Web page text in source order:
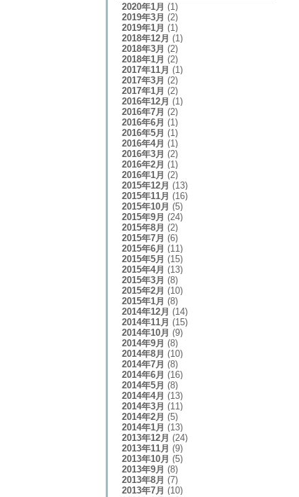
2020年1月 (1)
2019年3月 (2)
2019年1月 (1)
2018年12月 (1)
2018年3月 (2)
2018年1月 (2)
2017年11月 (1)
2017年3月 (2)
2017年1月 (2)
2016年12月 (1)
2016年7月 (2)
2016年6月 (1)
2016年5月 (1)
2016年4月 (1)
2016年3月 (2)
2016年2月 (1)
2016年1月 (2)
2015年12月 (13)
2015年11月 (16)
2015年10月 (5)
2015年9月 (24)
2015年8月 (2)
2015年7月 (6)
2015年6月 (11)
2015年5月 (15)
2015年4月 (13)
2015年3月 (8)
2015年2月 (10)
2015年1月 (8)
2014年12月 (14)
2014年11月 (15)
2014年10月 (9)
2014年9月 (8)
2014年8月 (10)
2014年7月 (8)
2014年6月 (16)
2014年5月 (8)
2014年4月 (13)
2014年3月 (11)
2014年2月 (5)
2014年1月 (13)
2013年12月 (24)
2013年11月 (9)
2013年10月 (5)
2013年9月 (8)
2013年8月 (7)
2013年7月 (10)